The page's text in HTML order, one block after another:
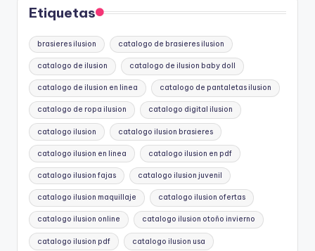
Etiquetas
brasieres ilusion catalogo de brasieres ilusion
catalogo de ilusion catalogo de ilusion baby doll
catalogo de ilusion en linea catalogo de pantaletas ilusion
catalogo de ropa ilusion catalogo digital ilusion
catalogo ilusion catalogo ilusion brasieres
catalogo ilusion en linea catalogo ilusion en pdf
catalogo ilusion fajas catalogo ilusion juvenil
catalogo ilusion maquillaje catalogo ilusion ofertas
catalogo ilusion online catalogo ilusion otoño invierno
catalogo ilusion pdf catalogo ilusion usa